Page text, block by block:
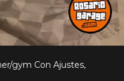
gym Con Ajustes,